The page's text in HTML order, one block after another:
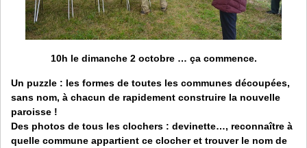
10h le dimanche 2 octobre… ça commence.
Un puzzle : les formes de toutes les communes découpées,
sans nom, à chacun de rapidement construire la nouvelle
paroisse !
Des photos de tous les clochers : devinette…, reconnaître à
quelle commune appartient ce clocher et trouver le nom de